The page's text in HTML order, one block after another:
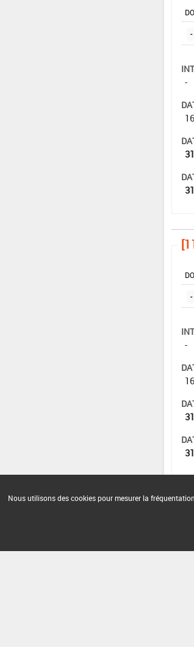
-
-
-
-
Nous utilisons des cookies pour mesurer la